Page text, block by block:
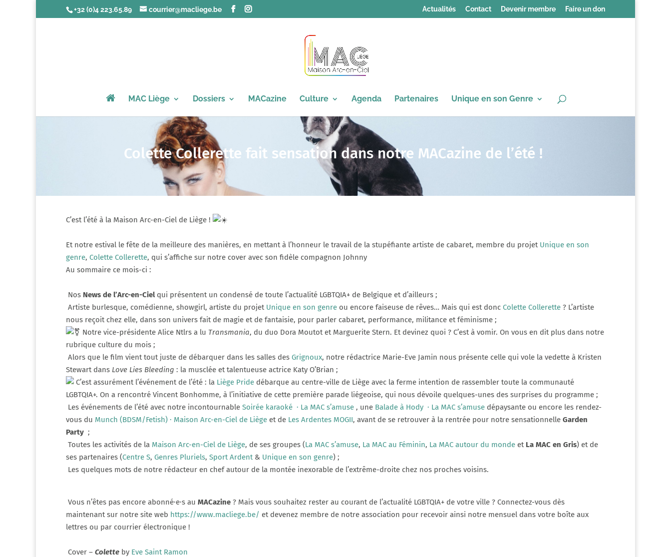
+32 (0)4 223.65.89 courrier@macliege.be Actualités Contact Devenir membre Faire un don
MAC Liège Dossiers MACazine Culture Agenda Partenaires Unique en son Genre
Colette Collerette fait sensation dans notre MACazine de l’été !
C’est l’été à la Maison Arc-en-Ciel de Liège !
Et notre estival le fête de la meilleure des manières, en mettant à l’honneur le travail de la stupéfiante artiste de cabaret, membre du projet Unique en son
genre, Colette Collerette, qui s’affiche sur notre cover avec son fidèle compagnon Johnny
Au sommaire ce mois-ci :
Nos News de l’Arc-en-Cielqui présentent un condensé de toute l’actualité LGBTQIA+ de Belgique et d’ailleurs ;
Artiste burlesque, comédienne, showgirl, artiste du projet Unique en son genre ou encore faiseuse de rêves… Mais qui est donc Colette Collerette ? L’artiste
nous reçoit chez elle, dans son univers fait de magie et de fantaisie, pour parler cabaret, performance, militance et féminisme ;
Notre vice-présidente Alice Ntlrs a lu Transmania, du duo Dora Moutot et Marguerite Stern. Et devinez quoi ? C’est à vomir. On vous en dit plus dans notre
rubrique culture du mois ;
Alors que le film vient tout juste de débarquer dans les salles des Grignoux, notre rédactrice Marie-Eve Jamin nous présente celle qui vole la vedette à Kristen
Stewart dans Love Lies Bleeding : la musclée et talentueuse actrice Katy O’Brian ;
C’est assurément l’événement de l’été : la Liège Pride débarque au centre-ville de Liège avec la ferme intention de rassembler toute la communauté
LGBTQIA+. On a rencontré Vincent Bonhomme, à l’initiative de cette première parade liégeoise, qui nous dévoile quelques-unes des surprises du programme ;
Les événements de l’été avec notre incontournable Soirée karaoké · La MAC s’amuse , une Balade à Hody · La MAC s’amuse dépaysante ou encore les rendez-
vous du Munch (BDSM/Fetish) · Maison Arc-en-Ciel de Liège et de Les Ardentes MOGII, avant de se retrouver à la rentrée pour notre sensationnelle Garden
Party ;
Toutes les activités de la Maison Arc-en-Ciel de Liège, de ses groupes (La MAC s’amuse, La MAC au Féminin, La MAC autour du monde et La MAC en Gris) et de
ses partenaires (Centre S, Genres Pluriels, Sport Ardent& Unique en son genre) ;
Les quelques mots de notre rédacteur en chef autour de la montée inexorable de l’extrême-droite chez nos proches voisins.
Vous n’êtes pas encore abonné·e·s au MACazine ? Mais vous souhaitez rester au courant de l’actualité LGBTQIA+ de votre ville ? Connectez-vous dès
maintenant sur notre site web https://www.macliege.be/ et devenez membre de notre association pour recevoir ainsi notre mensuel dans votre boîte aux
lettres ou par courrier électronique !
Cover – Colette by Eve Saint Ramon